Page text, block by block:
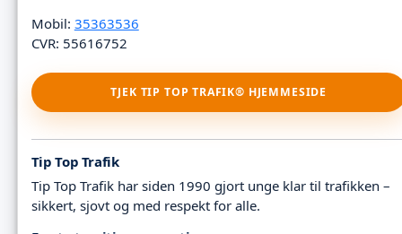
Mobil: 35363536
CVR: 55616752
TJEK TIP TOP TRAFIK® HJEMMESIDE
Tip Top Trafik
Tip Top Trafik har siden 1990 gjort unge klar til trafikken –
sikkert, sjovt og med respekt for alle.